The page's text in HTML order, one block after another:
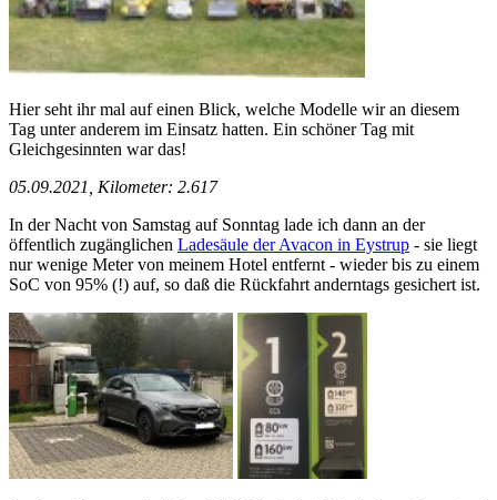
Hier seht ihr mal auf einen Blick, welche Modelle wir an diesem
Tag unter anderem im Einsatz hatten. Ein schöner Tag mit
Gleichgesinnten war das!
05.09.2021, Kilometer: 2.617
In der Nacht von Samstag auf Sonntag lade ich dann an der
öffentlich zugänglichen Ladesäule der Avacon in Eystrup - sie liegt
nur wenige Meter von meinem Hotel entfernt - wieder bis zu einem
SoC von 95% (!) auf, so daß die Rückfahrt anderntags gesichert ist.